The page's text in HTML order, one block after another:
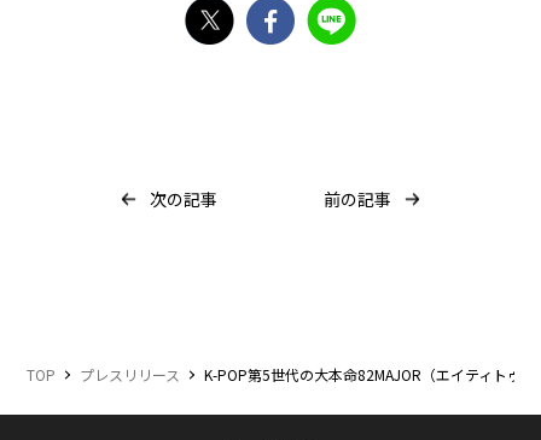
X Facebook
次の記事 前の記事
TOP プレスリリース K-POP第5世代の大本命82MAJOR（エイティトゥ